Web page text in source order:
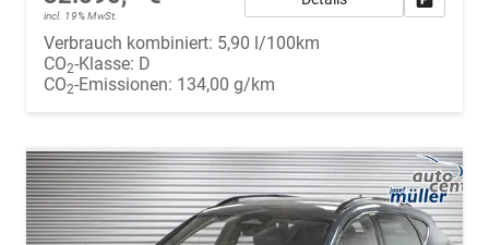
incl. 19% MwSt.
Verbrauch kombiniert: 5,90 l/100km
CO2-Klasse: D
CO2-Emissionen: 134,00 g/km